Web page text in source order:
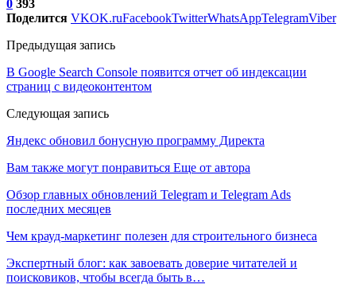
0 393
Поделится VKOK.ruFacebookTwitterWhatsAppTelegramViber
Предыдущая запись
В Google Search Console появится отчет об индексации
страниц с видеоконтентом
Следующая запись
Яндекс обновил бонусную программу Директа
Вам также могут понравиться Еще от автора
Обзор главных обновлений Telegram и Telegram Ads
последних месяцев
Чем крауд-маркетинг полезен для строительного бизнеса
Экспертный блог: как завоевать доверие читателей и
поисковиков, чтобы всегда быть в…